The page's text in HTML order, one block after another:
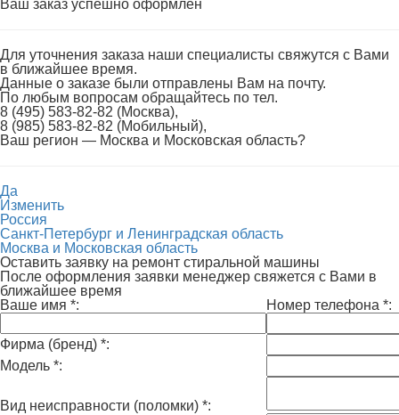
Ваш заказ успешно оформлен
Для уточнения заказа наши специалисты свяжутся с Вами
в ближайшее время.
Данные о заказе были отправлены Вам на почту.
По любым вопросам обращайтесь по тел.
8 (495) 583-82-82 (Москва),
8 (985) 583-82-82 (Мобильный),
Ваш регион — Москва и Московская область?
Да
Изменить
Россия
Санкт-Петербург и Ленинградская область
Москва и Московская область
Оставить заявку на ремонт стиральной машины
После оформления заявки менеджер свяжется с Вами в
ближайшее время
Ваше имя *: Номер телефона *:
Фирма (бренд) *:
Модель *:
Вид неисправности (поломки) *: